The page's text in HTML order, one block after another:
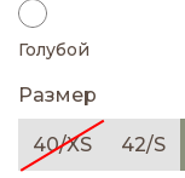
Голубой
Размер
40/XS 42/S